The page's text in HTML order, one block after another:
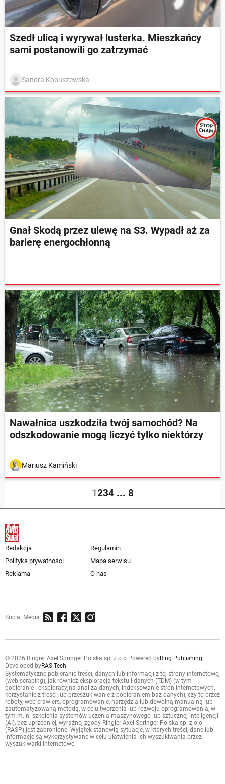
Szedł ulicą i wyrywał lusterka. Mieszkańcy
sami postanowili go zatrzymać
Sandra Kobuszewska
Gnał Skodą przez ulewę na S3. Wypadł aż za
barierę energochłonną
Nawałnica uszkodziła twój samochód? Na
odszkodowanie mogą liczyć tylko niektórzy
Mariusz Kamiński
1234 ... 8
Redakcja
Regulamin
Polityka prywatności
Mapa serwisu
Reklama
O nas
Social Media:
© 2026 Ringier Axel Springer Polska sp. z o.o.Powered byRing Publishing
Developed byRAS Tech
Systematyczne pobieranie treści, danych lub informacji z tej strony internetowej
(web scraping), jak również eksploracja tekstu i danych (TDM) (w tym
pobieranie i eksploracyjna analiza danych, indeksowanie stron internetowych,
korzystanie z treści lub przeszukiwanie z pobieraniem baz danych), czy to przez
roboty, web crawlers, oprogramowanie, narzędzia lub dowolną manualną lub
zautomatyzowaną metodą, w celu tworzenia lub rozwoju oprogramowania, w
tym m.in. szkolenia systemów uczenia maszynowego lub sztucznej inteligencji
(AI), bez uprzedniej, wyraźnej zgody Ringier Axel Springer Polska sp. z o.o.
(RASP) jest zabronione. Wyjątek stanowią sytuacje, w których treści, dane lub
informacje są wykorzystywane w celu ułatwienia ich wyszukiwania przez
wyszukiwarki internetowe.